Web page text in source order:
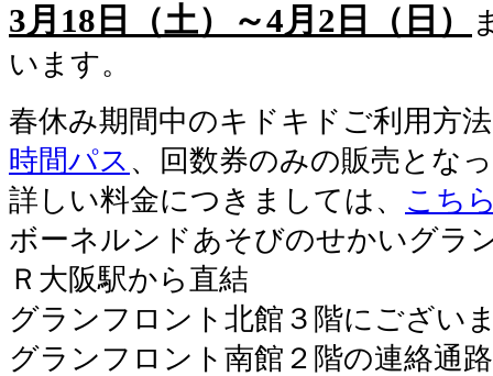
3月18日（土）～4月2日（日）
います。
春休み期間中のキドキドご利用方
時間パス 、回数券のみの販売とな
詳しい料金につきましては、 こち
ボーネルンドあそびのせかいグラ
Ｒ大阪駅から直結
グランフロント北館３階にござい
グランフロント南館２階の連絡通